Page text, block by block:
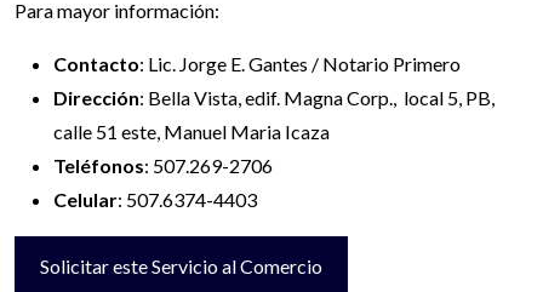
Para mayor información:
Contacto: Lic. Jorge E. Gantes / Notario Primero
Dirección: Bella Vista, edif. Magna Corp., local 5, PB,
calle 51 este, Manuel Maria Icaza
Teléfonos: 507.269-2706
Celular: 507.6374-4403
Solicitar este Servicio al Comercio